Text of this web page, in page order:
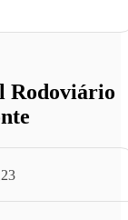
Rodoviário